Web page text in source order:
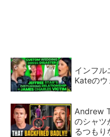
インフ
Kateの
Andrew
のシャツ
るつもり